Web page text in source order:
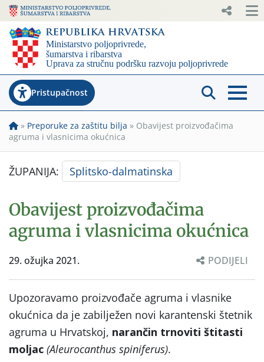
Pristupačnost
» Preporuke za zaštitu bilja » Obavijest proizvođačima
agruma i vlasnicima okućnica
ŽUPANIJA: Splitsko-dalmatinska
Obavijest proizvođačima
agruma i vlasnicima okućnica
29. ožujka 2021. PODIJELI
Upozoravamo proizvođače agruma i vlasnike
okućnica da je zabilježen novi karantenski štetnik
agruma u Hrvatskoj, narančin trnoviti štitasti
moljac (Aleurocanthus spiniferus).